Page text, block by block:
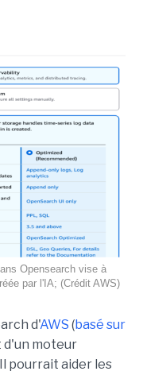
Opensearch vise à
par l'IA; (Crédit AWS)
d'AWS (basé sur
d'un moteur
pourrait aider les